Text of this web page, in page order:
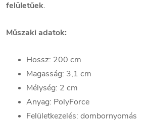
felületűek.
Műszaki adatok:
Hossz: 200 cm
Magasság: 3,1 cm
Mélység: 2 cm
Anyag: PolyForce
Felületkezelés: dombornyomás